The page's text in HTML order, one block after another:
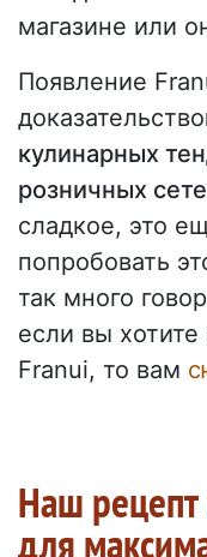
магазине или
Появление
доказательство
кулинарных
розничных
сладкое, это
попробовать
так много
если вы
Franui, то вам
Наш
для